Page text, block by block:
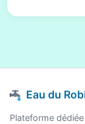
Eau du
Plateforme